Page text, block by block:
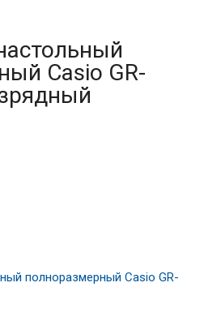
Casio GR-